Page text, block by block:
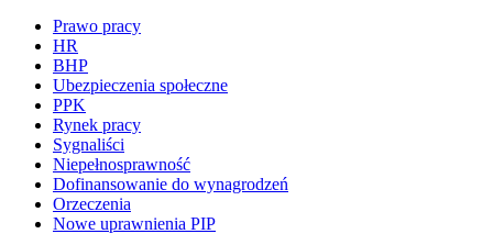
Prawo pracy
HR
BHP
Ubezpieczenia społeczne
PPK
Rynek pracy
Sygnaliści
Niepełnosprawność
Dofinansowanie do wynagrodzeń
Orzeczenia
Nowe uprawnienia PIP